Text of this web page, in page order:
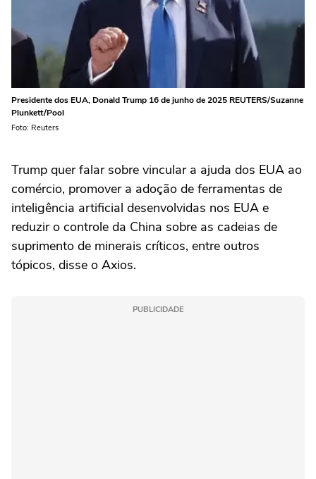
Presidente dos EUA, Donald Trump 16 de junho de 2025 REUTERS/Suzanne
Plunkett/Pool
Foto: Reuters
Trump quer ⁠falar sobre vincular a ajuda dos EUA ao
comércio, promover a adoção de ferramentas de
inteligência artificial ‌desenvolvidas nos EUA e
reduzir ‌o controle ⁠da ⁠China sobre as cadeias de
suprimento ⁠de ‌minerais críticos, ‌entre outros
tópicos, disse o Axios.
PUBLICIDADE